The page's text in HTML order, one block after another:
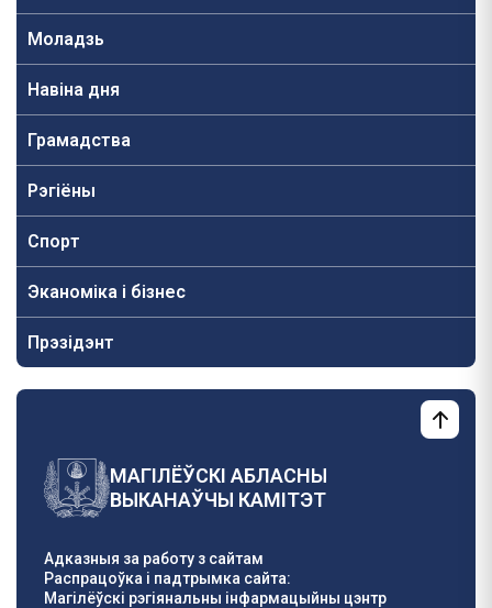
Моладзь
Навiна дня
Грамадства
Рэгіёны
Спорт
Эканоміка і бізнес
Прэзідэнт
МАГІЛЁЎСКІ АБЛАСНЫ
ВЫКАНАЎЧЫ КАМІТЭТ
Адказныя за работу з сайтам
Распрацоўка і падтрымка сайта:
Магілёўскі рэгіянальны інфармацыйны цэнтр